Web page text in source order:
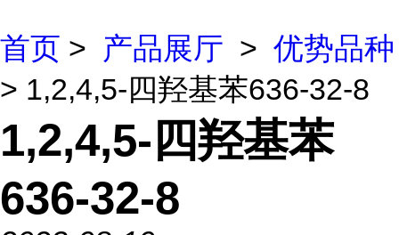
首页 > 产品展厅 > 优势品种
> 1,2,4,5-四羟基苯636-32-8
1,2,4,5-四羟基苯
636-32-8